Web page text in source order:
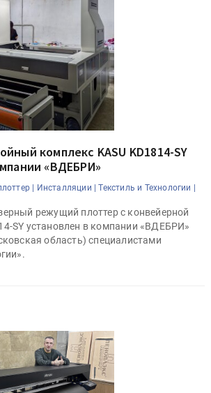
комплекс KASU KD1814-SY
«ВДЕБРИ»
| Инсталляции | Текстиль и Технологии |
режущий плоттер с конвейерной
SY установлен в компании «ВДЕБРИ»
область) специалистами